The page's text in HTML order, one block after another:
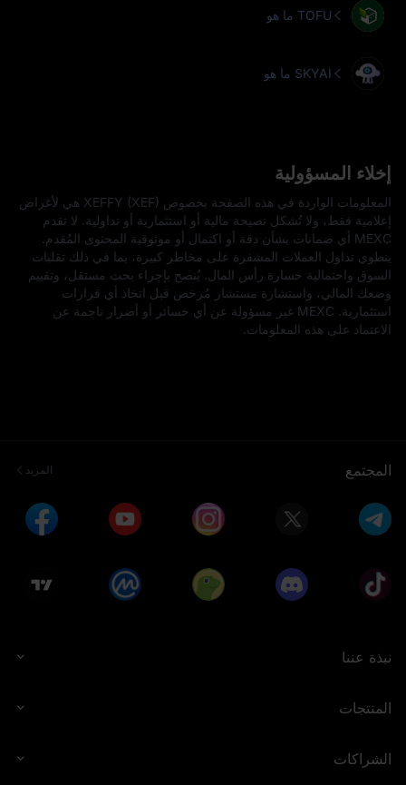
ما هو TOFU
ما هو SKYAI
إخلاء المسؤولية
المعلومات الواردة في هذه الصفحة بخصوص XEFFY (XEF) هي لأغراض
إعلامية فقط، ولا تُشكل نصيحة مالية أو استثمارية أو تداولية. لا تقدم
MEXC أي ضمانات بشأن دقة أو اكتمال أو موثوقية المحتوى المُقدم.
ينطوي تداول العملات المشفرة على مخاطر كبيرة، بما في ذلك تقلبات
السوق واحتمالية خسارة رأس المال. يُنصح بإجراء بحث مستقل، وتقييم
وضعك المالي، واستشارة مستشار مُرخص قبل اتخاذ أي قرارات
استثمارية. MEXC غير مسؤولة عن أي خسائر أو أضرار ناجمة عن
الاعتماد على هذه المعلومات.
المجتمع المزيد
نبذة عننا
المنتجات
الشراكات